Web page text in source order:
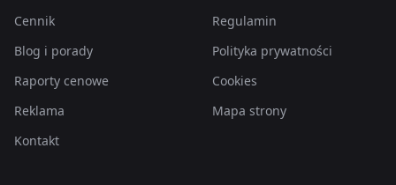
Cennik
Blog i porady
Raporty cenowe
Reklama
Kontakt
Regulamin
Polityka prywatności
Cookies
Mapa strony